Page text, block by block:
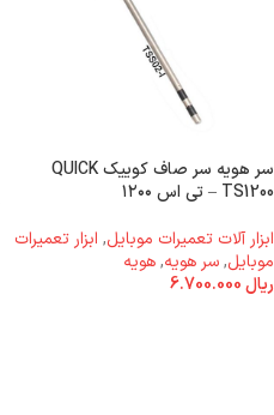
سر هویه سر صاف کوییک QUICK
TS1200 – تی اس ۱۲۰۰
ابزار آلات تعمیرات موبایل, ابزار تعمیرات
موبایل,سر هویه,هویه
ریال